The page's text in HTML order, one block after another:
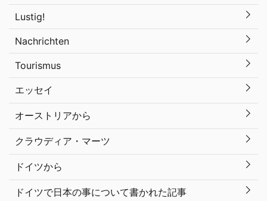
Lustig!
Nachrichten
Tourismus
エッセイ
オーストリアから
クラウディア・マーツ
ドイツから
ドイツで日本の事について書かれた記事